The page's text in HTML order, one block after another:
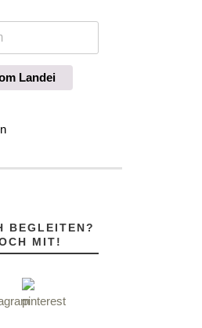
Landei
BEGLEITEN?
MIT!